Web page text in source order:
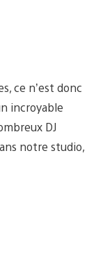
ce n’est donc
incroyable
DJ
notre studio,